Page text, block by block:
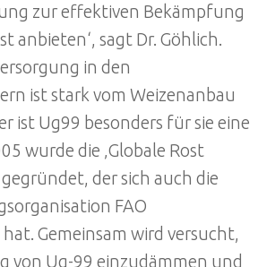
zur effektiven Bekämpfung
anbieten‘, sagt Dr. Göhlich.
in den
ist stark vom Weizenanbau
ist Ug99 besonders für sie eine
wurde die ‚Globale Rost
gegründet, der sich auch die
FAO
Gemeinsam wird versucht,
von Ug-99 einzudämmen und